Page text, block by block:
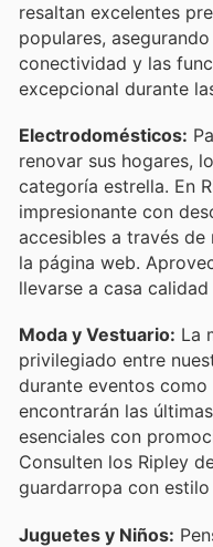
resaltan excelentes
populares,
conectividad y las
excepcional durante
Electrodomésticos:
renovar sus hogares,
categoría estrella. En
impresionante con
accesibles a través de
la página web.
llevarse a casa
Moda y Vestuario: La
privilegiado entre
durante eventos como
encontrarán las
esenciales con
Consulten los Ripley
guardarropa con
Juguetes y Niños: